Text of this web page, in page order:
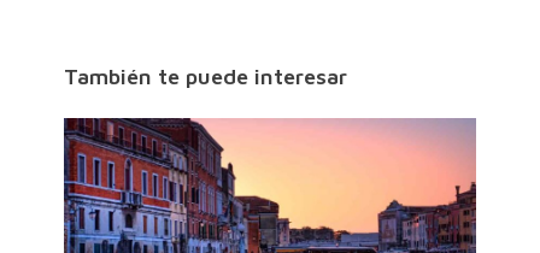
También te puede interesar